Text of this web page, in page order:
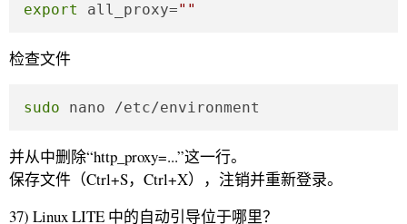
export all_proxy=""
检查文件
sudo nano /etc/environment
并从中删除“http_proxy=...”这一行。
保存文件（Ctrl+S，Ctrl+X），注销并重新登录。
37) Linux LITE 中的自动引导位于哪里？